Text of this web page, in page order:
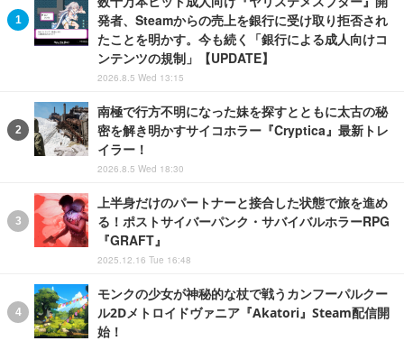
発者、Steamからの売上を銀行に受け取り拒否され
たことを明かす。今も続く「銀行による成人向けコ
ンテンツの規制」【UPDATE】
2026.8.5 Wed 13:15
南極で行方不明になった妹を探すとともに太古の秘
密を解き明かすサイコホラー『Cryptica』最新トレ
イラー！
2026.8.5 Wed 18:30
上半身だけのパートナーと接合した状態で旅を進め
る！ポストサイバーパンク・サバイバルホラーRPG
『GRAFT』
2025.12.16 Tue 16:48
モンクの少女が神秘的な杖で戦うカンフーパルクー
ル2Dメトロイドヴァニア『Akatori』Steam配信開
始！